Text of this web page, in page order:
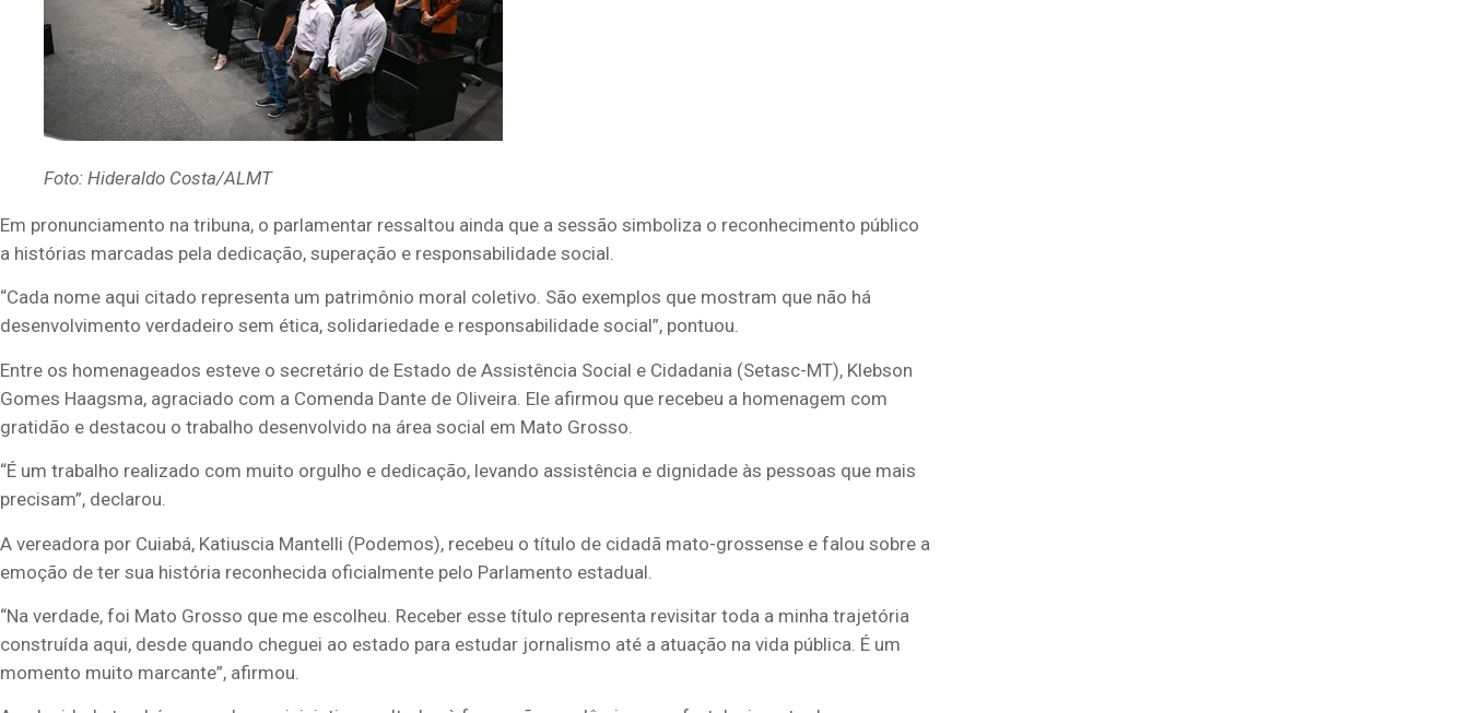
Foto: Hideraldo Costa/ALMT
Em pronunciamento na tribuna, o parlamentar ressaltou ainda que a sessão simboliza o reconhecimento público
a histórias marcadas pela dedicação, superação e responsabilidade social.
“Cada nome aqui citado representa um patrimônio moral coletivo. São exemplos que mostram que não há
desenvolvimento verdadeiro sem ética, solidariedade e responsabilidade social”, pontuou.
Entre os homenageados esteve o secretário de Estado de Assistência Social e Cidadania (Setasc-MT), Klebson
Gomes Haagsma, agraciado com a Comenda Dante de Oliveira. Ele afirmou que recebeu a homenagem com
gratidão e destacou o trabalho desenvolvido na área social em Mato Grosso.
“É um trabalho realizado com muito orgulho e dedicação, levando assistência e dignidade às pessoas que mais
precisam”, declarou.
A vereadora por Cuiabá, Katiuscia Mantelli (Podemos), recebeu o título de cidadã mato-grossense e falou sobre a
emoção de ter sua história reconhecida oficialmente pelo Parlamento estadual.
“Na verdade, foi Mato Grosso que me escolheu. Receber esse título representa revisitar toda a minha trajetória
construída aqui, desde quando cheguei ao estado para estudar jornalismo até a atuação na vida pública. É um
momento muito marcante”, afirmou.